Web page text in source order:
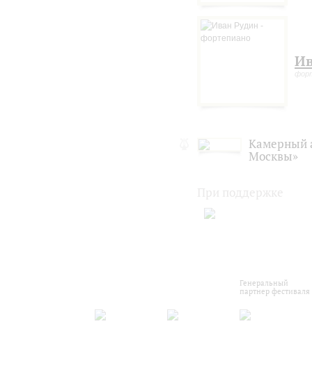
Камерный
Москвы»
Генеральный
партнер фестиваля